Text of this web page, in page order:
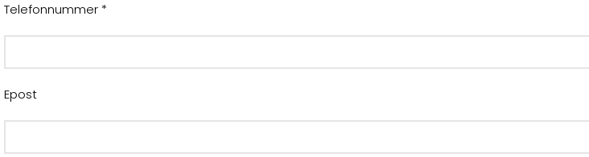
Telefonnummer *
Epost